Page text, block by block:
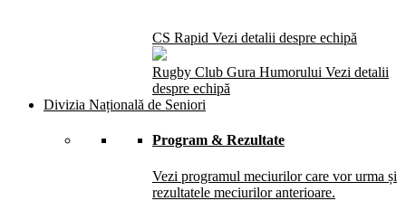
CS Rapid Vezi detalii despre echipă
Rugby Club Gura Humorului Vezi detalii
despre echipă
Divizia Națională de Seniori
Program & Rezultate
Vezi programul meciurilor care vor urma și
rezultatele meciurilor anterioare.